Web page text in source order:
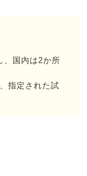
、国内は2か所
指定された試